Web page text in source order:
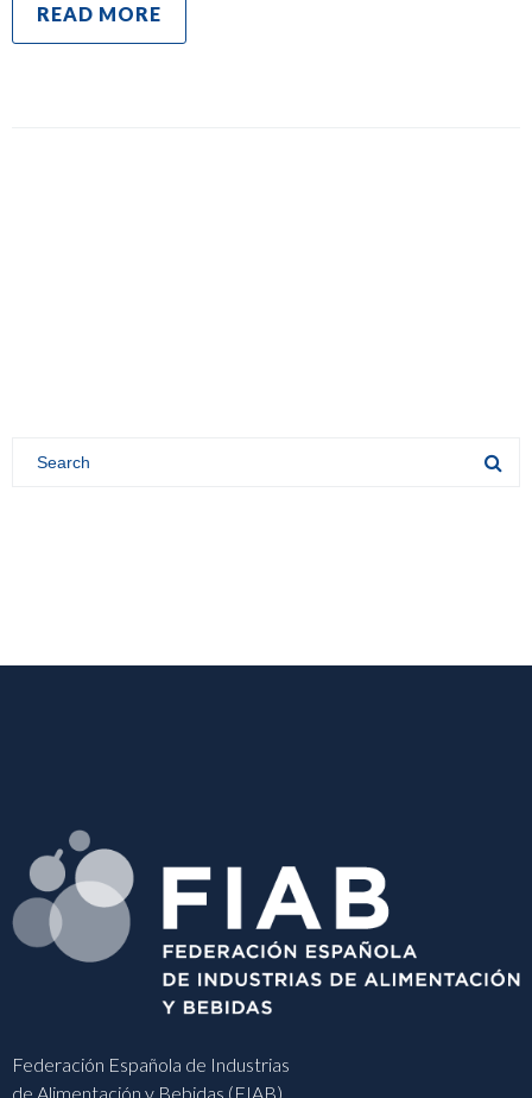
READ MORE
Federación Española de Industrias
de Alimentación y Bebidas (FIAB)